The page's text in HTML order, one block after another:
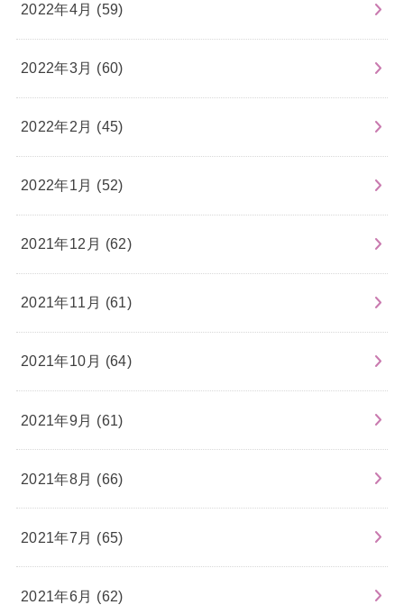
2022年4月 (59)
2022年3月 (60)
2022年2月 (45)
2022年1月 (52)
2021年12月 (62)
2021年11月 (61)
2021年10月 (64)
2021年9月 (61)
2021年8月 (66)
2021年7月 (65)
2021年6月 (62)